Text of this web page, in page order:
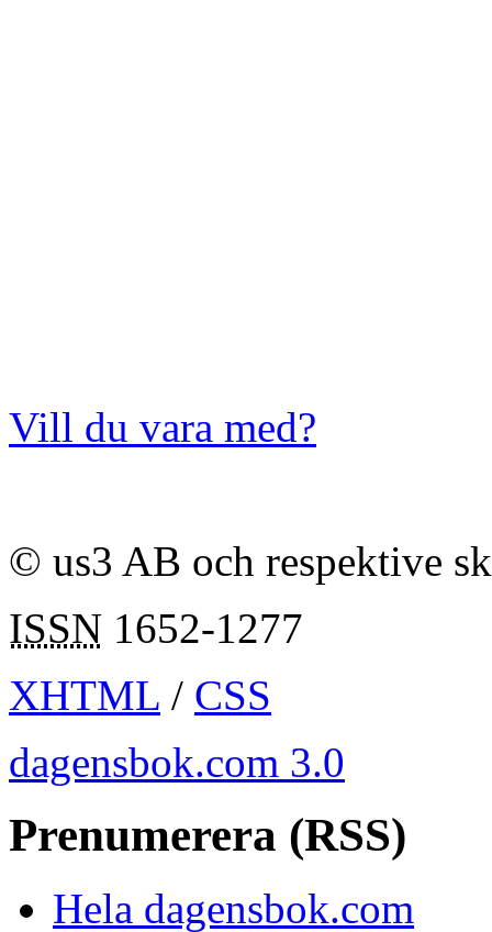
Vill du vara med?
© us3 AB och respektive
ISSN 1652-1277
XHTML / CSS
dagensbok.com 3.0
Prenumerera (RSS)
Hela dagensbok.com